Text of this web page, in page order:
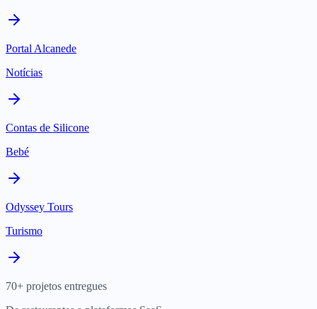
Portal Alcanede
Notícias
Contas de Silicone
Bebé
Odyssey Tours
Turismo
70+ projetos entregues